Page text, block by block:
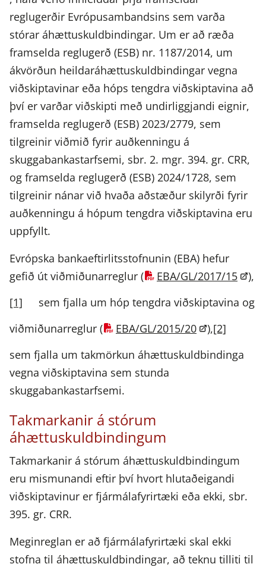
reglugerðir Evrópusambandsins sem varða
stórar áhættuskuldbindingar. Um er að ræða
framselda reglugerð (ESB) nr. 1187/2014, um
ákvörðun heildaráhættuskuldbindingar vegna
viðskiptavinar eða hóps tengdra viðskiptavina að
því er varðar viðskipti með undirliggjandi eignir,
framselda reglugerð (ESB) 2023/2779, sem
tilgreinir viðmið fyrir auðkenningu á
skuggabankastarfsemi, sbr. 2. mgr. 394. gr. CRR,
og framselda reglugerð (ESB) 2024/1728, sem
tilgreinir nánar við hvaða aðstæður skilyrði fyrir
auðkenningu á hópum tengdra viðskiptavina eru
uppfyllt.
Evrópska bankaeftirlitsstofnunin (EBA) hefur
gefið út viðmiðunarreglur (
EBA/GL/2017/15
),
[1]
sem fjalla um hóp tengdra viðskiptavina og
viðmiðunarreglur (
EBA/GL/2015/20 ),[2]
sem fjalla um takmörkun áhættuskuldbindinga
vegna viðskiptavina sem stunda
skuggabankastarfsemi.
Takmarkanir á stórum
áhættuskuldbindingum
Takmarkanir á stórum áhættuskuldbindingum
eru mismunandi eftir því hvort hlutaðeigandi
viðskiptavinur er fjármálafyrirtæki eða ekki, sbr.
395. gr. CRR.
Meginreglan er að fjármálafyrirtæki skal ekki
stofna til áhættuskuldbindingar, að teknu tilliti til